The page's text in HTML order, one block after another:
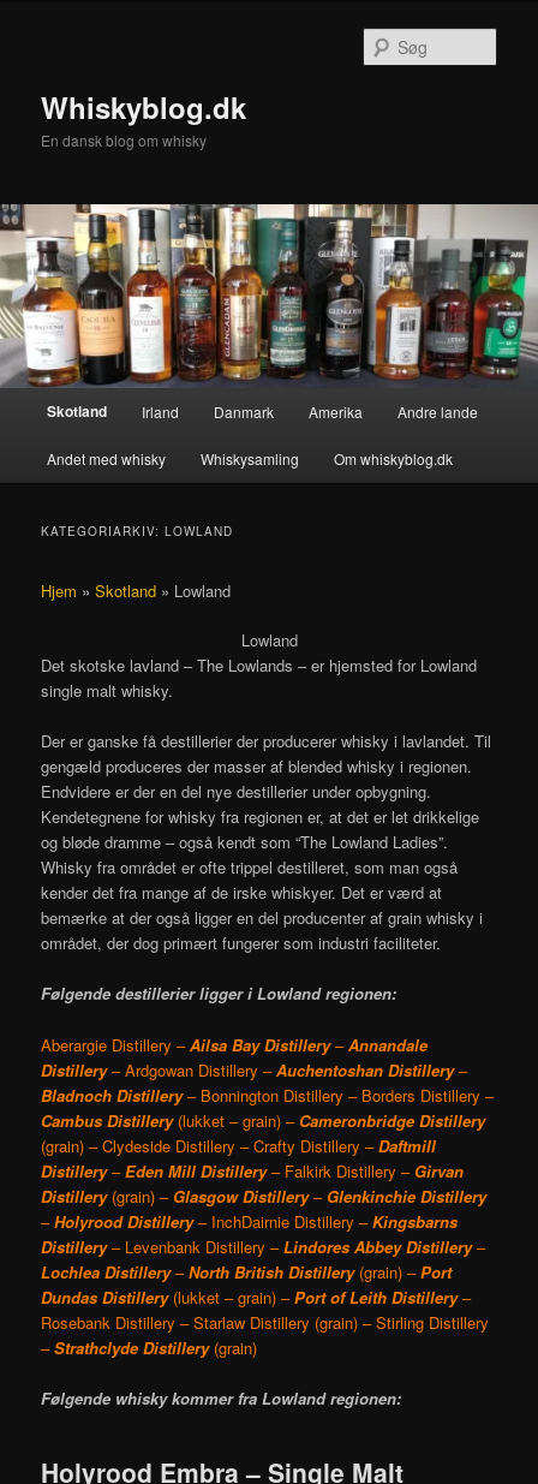
Whiskyblog.dk
En dansk blog om whisky
Hovedmenu
Skotland Irland Danmark Amerika Andre lande
Andet med whisky Whiskysamling Om whiskyblog.dk
KATEGORIARKIV:LOWLAND
Hjem »Skotland » Lowland
Lowland
Det skotske lavland – The Lowlands – er hjemsted for Lowland
single malt whisky.
Der er ganske få destillerier der producerer whisky i lavlandet. Til
gengæld produceres der masser af blended whisky i regionen.
Endvidere er der en del nye destillerier under opbygning.
Kendetegnene for whisky fra regionen er, at det er let drikkelige
og bløde dramme – også kendt som “The Lowland Ladies”.
Whisky fra området er ofte trippel destilleret, som man også
kender det fra mange af de irske whiskyer. Det er værd at
bemærke at der også ligger en del producenter af grain whisky i
området, der dog primært fungerer som industri faciliteter.
Følgende destillerier ligger i Lowland regionen:
Aberargie Distillery –Ailsa Bay Distillery–Annandale
Distillery– Ardgowan Distillery –Auchentoshan Distillery–
Bladnoch Distillery– Bonnington Distillery – Borders Distillery –
CambusDistillery(lukket – grain) – Cameronbridge Distillery
(grain) – Clydeside Distillery – Crafty Distillery –Daftmill
Distillery–Eden Mill Distillery– Falkirk Distillery – Girvan
Distillery(grain) – Glasgow Distillery– Glenkinchie Distillery
–Holyrood Distillery– InchDairnie Distillery –Kingsbarns
Distillery – Levenbank Distillery –Lindores Abbey Distillery–
Lochlea Distillery–North British Distillery(grain) –Port
Dundas Distillery(lukket – grain) –Port of Leith Distillery–
Rosebank Distillery – Starlaw Distillery (grain) – Stirling Distillery
–Strathclyde Distillery(grain)
Følgende whisky kommer fra Lowland regionen:
Holyrood Embra – Single Malt